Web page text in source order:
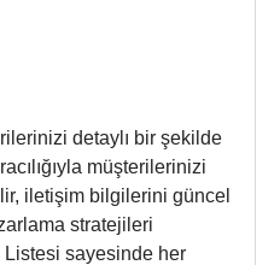
detaylı bir şekilde
müşterilerinizi
iletişim bilgilerini güncel
stratejileri
sayesinde her